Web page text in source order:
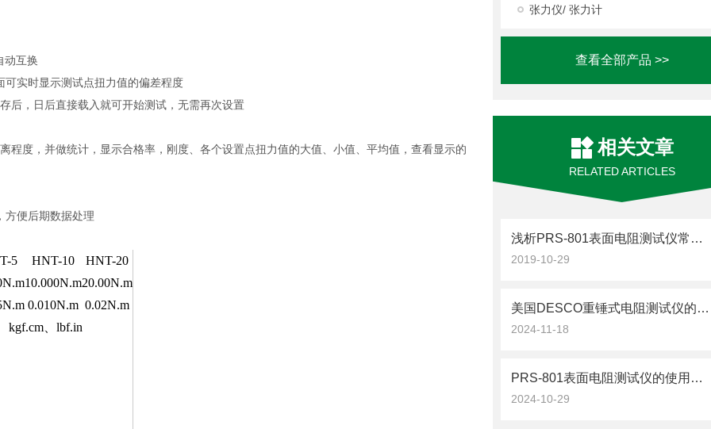
张力仪/ 张力计
查看全部产品 >>
相关文章
RELATED ARTICLES
浅析PRS-801表面电阻测试仪常见的问题
2019-10-29
美国DESCO重锤式电阻测试仪的原理及使用方法
2024-11-18
PRS-801表面电阻测试仪的使用与维护
2024-10-29
动互换
实时显示测试点扭力值的偏差程度
后，日后直接载入就可开始测试，无需再次设置
程度，并做统计，显示合格率，刚度、各个设置点扭力值的大值、小值、平均值，查看显示的
方便后期数据处理
5 HNT-10
HNT-20
10.000N.m20.00N.m
0.010N.m 0.02N.m
kgf.cm、lbf.in